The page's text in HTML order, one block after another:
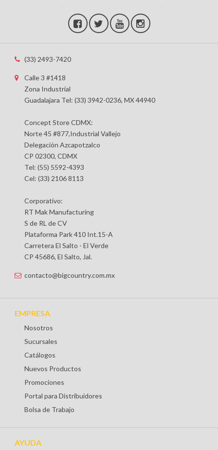
(33) 2493-7420
Calle 3 #1418
Zona Industrial
Guadalajara Tel: (33) 3942-0236, MX 44940
Concept Store CDMX:
Norte 45 #877,Industrial Vallejo
Delegación Azcapotzalco
CP 02300, CDMX
Tel: (55) 5592-4393
Cel: (33) 2106 8113
Corporativo:
RT Mak Manufacturing
S de RL de CV
Plataforma Park 410 Int.15-A
Carretera El Salto - El Verde
CP 45686, El Salto, Jal.
contacto@bigcountry.com.mx
EMPRESA
Nosotros
Sucursales
Catálogos
Nuevos Productos
Promociones
Portal para Distribuidores
Bolsa de Trabajo
AYUDA